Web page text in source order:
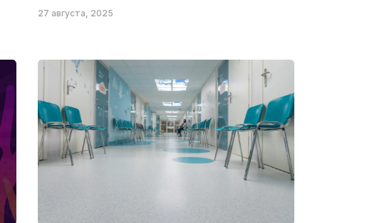
27 августа, 2025